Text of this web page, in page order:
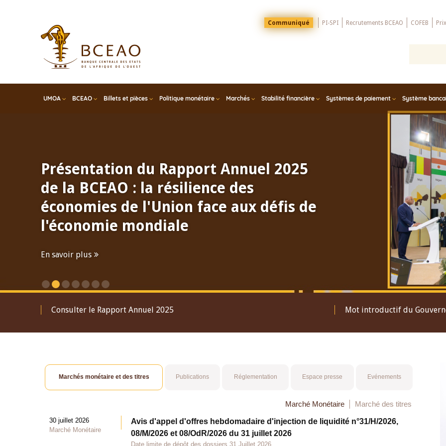
Menu
Top
Communiqué PI-SPI Recrutements BCEAO COFEB
UMOA BCEAO Billets et pièces Politique monétaire Marchés Stabilité financière Systèmes de paiement Système
Présentation du Rapport Annuel 2025
de la BCEAO : la résilience des
économies de l'Union face aux défis de
l'économie mondiale
En savoir plus
Consulter le Rapport Annuel 2025 Mot introductif du
Marchés monétaire et des titres Publications Réglementation Espace presse Evénements
Marché Monétaire Marché des titres
30 juillet 2026
Marché Monétaire
Avis d'appel d'offres hebdomadaire d'injection de liquidité n°31/H/2026,
08/M/2026 et 08/OdR/2026 du 31 juillet 2026
Date limite de dépôt des dossiers 31 Juillet 2026